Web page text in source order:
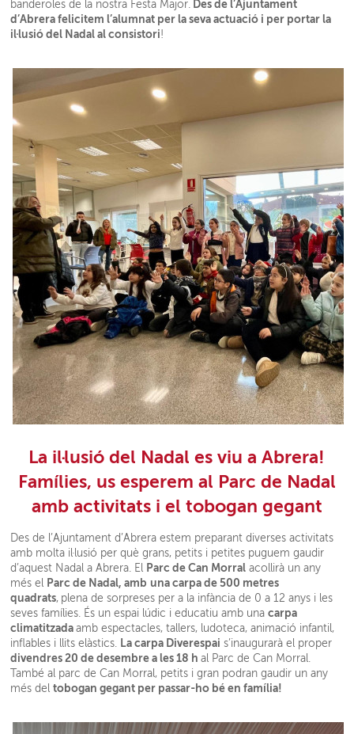
banderoles de la nostra Festa Major. Des de l’Ajuntament
d’Abrera felicitem l’alumnat per la seva actuació i per portar la
il·lusió del Nadal al consistori!
La il·lusió del Nadal es viu a Abrera!
Famílies, us esperem al Parc de Nadal
amb activitats i el tobogan gegant
Des de l’Ajuntament d’Abrera estem preparant diverses activitats
amb molta il·lusió per què grans, petits i petites puguem gaudir
d’aquest Nadal a Abrera. El
Parc de Can Morral acollirà un any
més el
Parc de Nadal, amb una carpa de 500 metres
quadrats, plena de sorpreses per a la infància de 0 a 12 anys i les
seves famílies. És un espai lúdic i educatiu amb unacarpa
climatitzadaamb espectacles, tallers, ludoteca, animació infantil,
inflables i llits elàstics.
La carpa Diverespai s’inaugurarà el proper
divendres 20 de desembre a les 18 hal Parc de Can Morral.
També al parc de Can Morral, petits i gran podran gaudir un any
més deltobogan gegant per passar-ho bé en família!